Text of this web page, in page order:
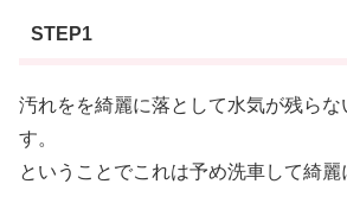
STEP1
汚れをを綺麗に落として水気が残らな
す。
ということでこれは予め洗車して綺麗